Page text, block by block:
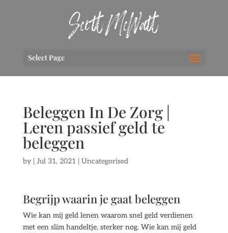
Select Page
Beleggen In De Zorg |
Leren passief geld te
beleggen
by | Jul 31, 2021 | Uncategorised
Begrijp waarin je gaat beleggen
Wie kan mij geld lenen waarom snel geld verdienen
met een slim handeltje, sterker nog. Wie kan mij geld